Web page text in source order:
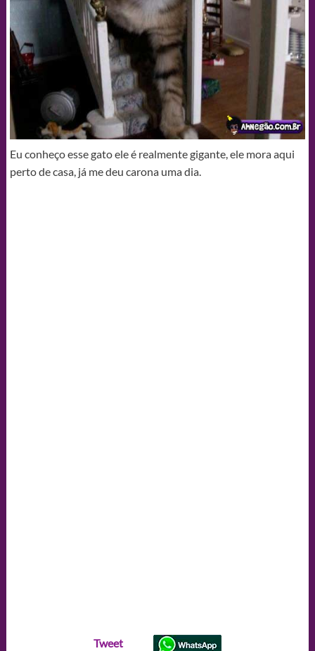
Eu conheço esse gato ele é realmente gigante, ele mora aqui
perto de casa, já me deu carona uma dia.
Tweet